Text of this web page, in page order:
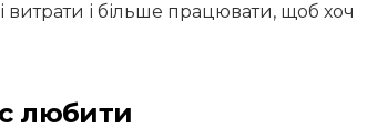
і більше працювати, щоб хоч
любити